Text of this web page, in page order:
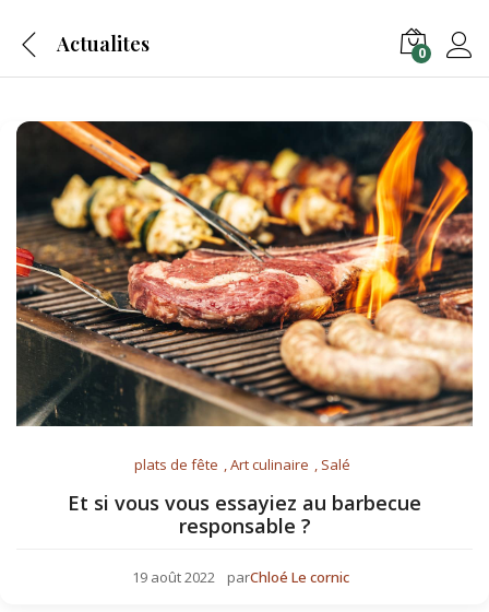
Actualites 0
plats de fête , Art culinaire , Salé
Et si vous vous essayiez au barbecue
responsable ?
19 août 2022 parChloé Le cornic